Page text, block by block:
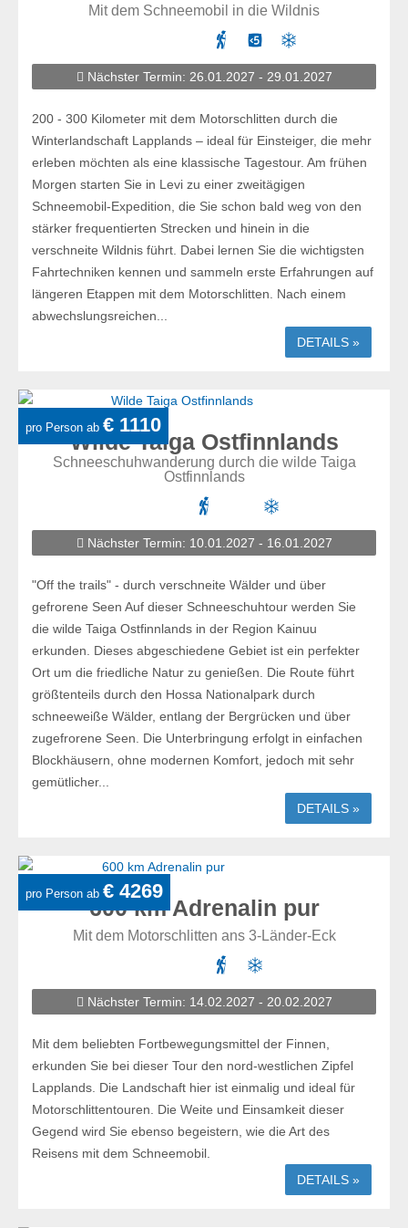
Mit dem Schneemobil in die Wildnis
Nächster Termin: 26.01.2027 - 29.01.2027
200 - 300 Kilometer mit dem Motorschlitten durch die
Winterlandschaft Lapplands – ideal für Einsteiger, die mehr
erleben möchten als eine klassische Tagestour. Am frühen
Morgen starten Sie in Levi zu einer zweitägigen
Schneemobil-Expedition, die Sie schon bald weg von den
stärker frequentierten Strecken und hinein in die
verschneite Wildnis führt. Dabei lernen Sie die wichtigsten
Fahrtechniken kennen und sammeln erste Erfahrungen auf
längeren Etappen mit dem Motorschlitten. Nach einem
abwechslungsreichen...
DETAILS »
pro Person ab € 1110
Wilde Taiga Ostfinnlands
Schneeschuhwanderung durch die wilde Taiga
Ostfinnlands
Nächster Termin: 10.01.2027 - 16.01.2027
"Off the trails" - durch verschneite Wälder und über
gefrorene Seen Auf dieser Schneeschuhtour werden Sie
die wilde Taiga Ostfinnlands in der Region Kainuu
erkunden. Dieses abgeschiedene Gebiet ist ein perfekter
Ort um die friedliche Natur zu genießen. Die Route führt
größtenteils durch den Hossa Nationalpark durch
schneeweiße Wälder, entlang der Bergrücken und über
zugefrorene Seen. Die Unterbringung erfolgt in einfachen
Blockhäusern, ohne modernen Komfort, jedoch mit sehr
gemütlicher...
DETAILS »
pro Person ab € 4269
600 km Adrenalin pur
Mit dem Motorschlitten ans 3-Länder-Eck
Nächster Termin: 14.02.2027 - 20.02.2027
Mit dem beliebten Fortbewegungsmittel der Finnen,
erkunden Sie bei dieser Tour den nord-westlichen Zipfel
Lapplands. Die Landschaft hier ist einmalig und ideal für
Motorschlittentouren. Die Weite und Einsamkeit dieser
Gegend wird Sie ebenso begeistern, wie die Art des
Reisens mit dem Schneemobil.
DETAILS »